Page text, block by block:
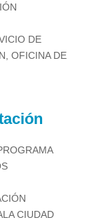
DE
OFICINA DE
CIUDAD